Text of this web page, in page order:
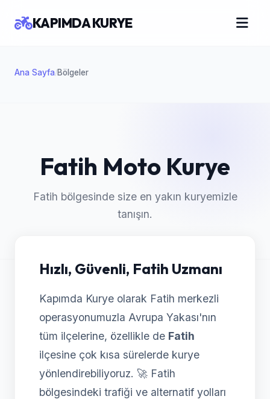
Ana Sayfa/Bölgeler
KAPIMDA KURYE
Fatih Moto Kurye
Fatih bölgesinde size en yakın kuryemizle
tanışın.
Hızlı, Güvenli, Fatih Uzmanı
Kapımda Kurye olarak Fatih merkezli
operasyonumuzla Avrupa Yakası'nın
tüm ilçelerine, özellikle de Fatih
ilçesine çok kısa sürelerde kurye
yönlendirebiliyoruz. 🚀 Fatih
bölgesindeki trafiği ve alternatif yolları